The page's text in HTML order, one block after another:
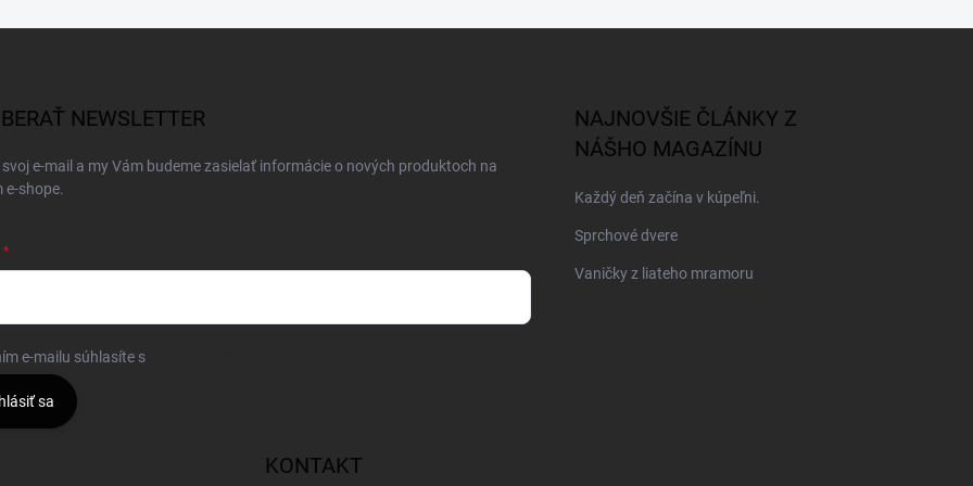
NEWSLETTER
e-mail a my Vám budeme zasielať informácie o nových produktoch na
e-shope.
e-mailu súhlasíte s
sa
NAJNOVŠIE ČLÁNKY Z
NÁŠHO MAGAZÍNU
Každý deň začína v kúpeľni.
Sprchové dvere
Vaničky z liateho mramoru
KONTAKT